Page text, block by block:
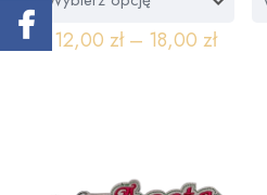
12,00 zł– 18,00 zł